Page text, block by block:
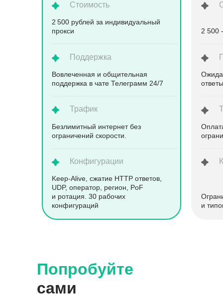
Стоимость
Поддержка
Вовлеченная и общительная
поддержка в чате Телеграмм 24/7
Трафик
2 500 рублей за индивидуальный
прокси
2 500
Конфигурации
ответы
Безлимитный интернет без
ограничений скорости.
Keep-Alive, сжатие HTTP ответов,
UDP, оператор, регион, PoF
и ротация. 30 рабочих
конфигураций
и
Попробуйте
сами